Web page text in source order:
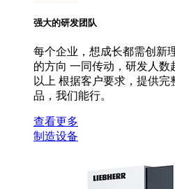
强大的研发团队
每个企业，想成长都需创新
的方向 一同传动，研发人数
以上 根据客户要求，提供
品，我们能行。
查看更多
制造设备